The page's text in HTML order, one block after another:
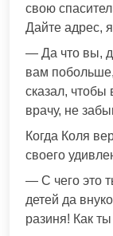
свою
Дайте адрес,
— Да что вы,
вам
сказал, чтобы
врачу, не
Когда Коля
своего
— С чего это
детей да
разиня! Как